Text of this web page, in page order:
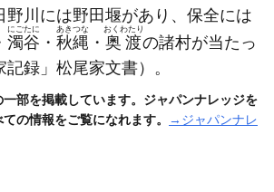
野川には野田堰があり、保全には
濁谷
にごたに
・ 秋縄
あきつな
・ 奥渡
おくわたり
の諸村が当たっ
記録」松尾家文書） 。
部を掲載しています。ジャパンナレッジを
の情報をご覧になれます。
→ジャパンナレ